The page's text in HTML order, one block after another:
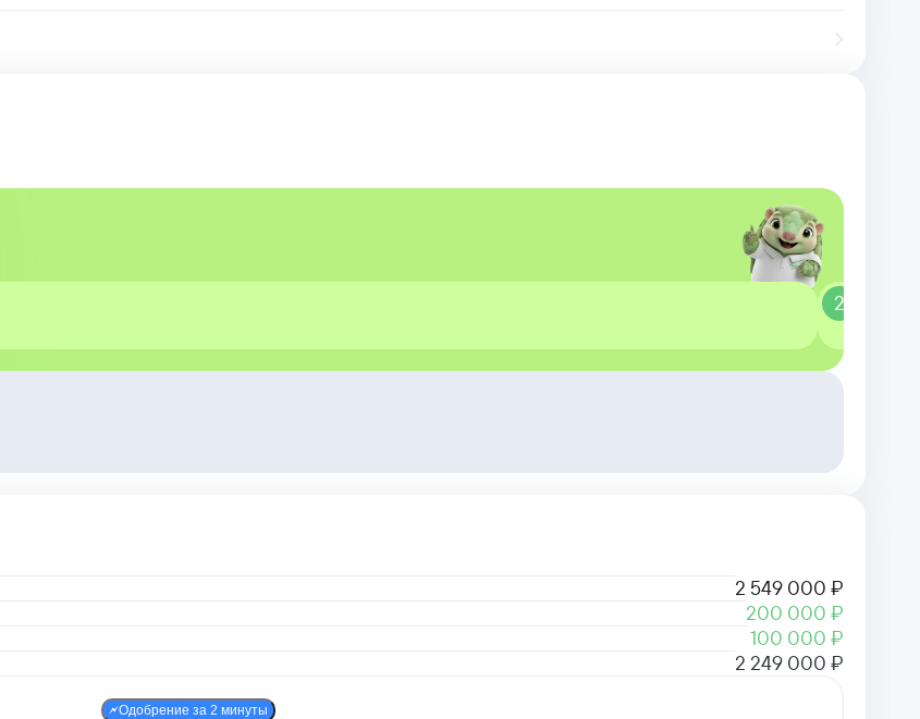
2
2 549 000 ₽
200 000 ₽
100 000 ₽
2 249 000 ₽
Одобрение за 2 минуты